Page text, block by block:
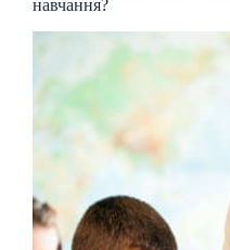
навчання?